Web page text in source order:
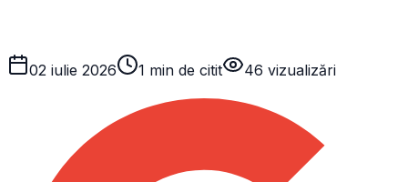
02 iulie 2026 1 min de citit 46 vizualizări